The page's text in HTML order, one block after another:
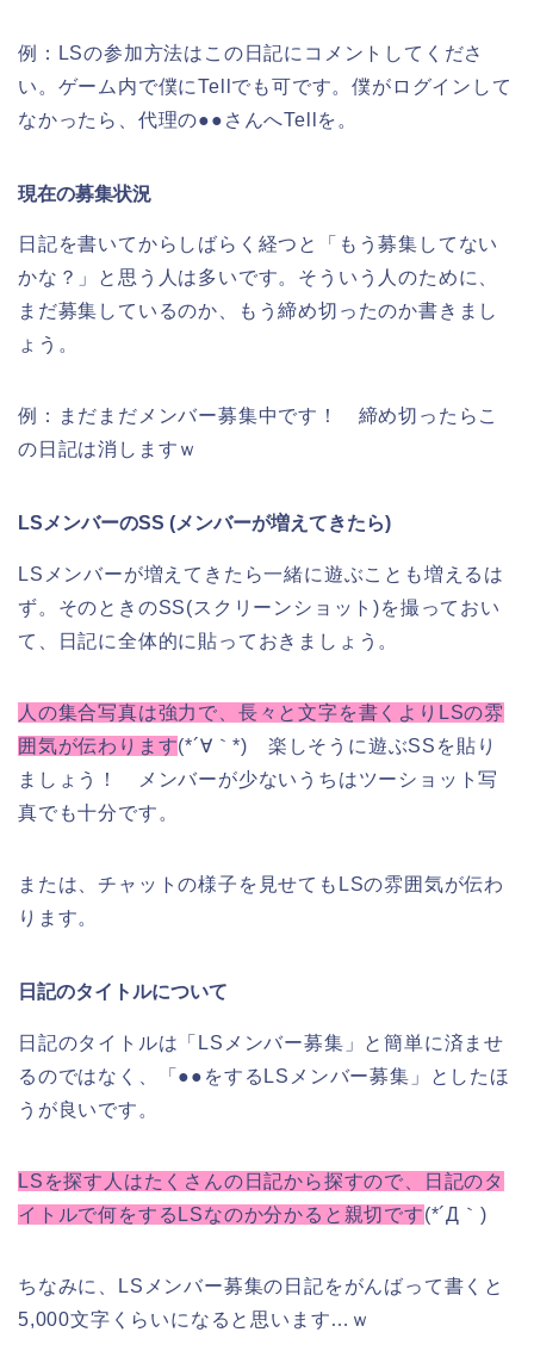
例：LSの参加方法はこの日記にコメントしてくださ
い。ゲーム内で僕にTellでも可です。僕がログインして
なかったら、代理の●●さんへTellを。
現在の募集状況
日記を書いてからしばらく経つと「もう募集してない
かな？」と思う人は多いです。そういう人のために、
まだ募集しているのか、もう締め切ったのか書きまし
ょう。
例：まだまだメンバー募集中です！ 締め切ったらこ
の日記は消しますｗ
LSメンバーのSS (メンバーが増えてきたら)
LSメンバーが増えてきたら一緒に遊ぶことも増えるは
ず。そのときのSS(スクリーンショット)を撮っておい
て、日記に全体的に貼っておきましょう。
人の集合写真は強力で、長々と文字を書くよりLSの雰
囲気が伝わります(*´∀｀*) 楽しそうに遊ぶSSを貼り
ましょう！ メンバーが少ないうちはツーショット写
真でも十分です。
または、チャットの様子を見せてもLSの雰囲気が伝わ
ります。
日記のタイトルについて
日記のタイトルは「LSメンバー募集」と簡単に済ませ
るのではなく、「●●をするLSメンバー募集」としたほ
うが良いです。
LSを探す人はたくさんの日記から探すので、日記のタ
イトルで何をするLSなのか分かると親切です(*´Д｀)
ちなみに、LSメンバー募集の日記をがんばって書くと
5,000文字くらいになると思います…ｗ